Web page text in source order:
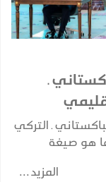
ـ
ـ التركي
ما هو صيغة
بدرجات
وتواجه
المزيد